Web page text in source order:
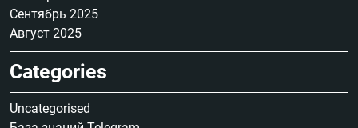
Сентябрь 2025
Август 2025
Categories
Uncategorised